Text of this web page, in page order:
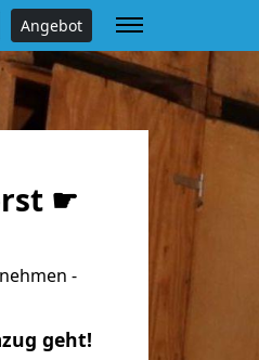
Angebot
☛
-
geht!